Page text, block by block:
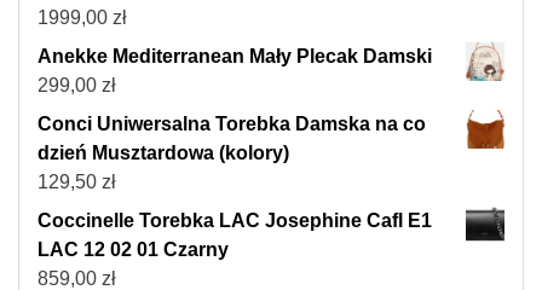
1999,00 zł
Anekke Mediterranean Mały Plecak Damski
299,00 zł
Conci Uniwersalna Torebka Damska na co
dzień Musztardowa (kolory)
129,50 zł
Coccinelle Torebka LAC Josephine Cafl E1
LAC 12 02 01 Czarny
859,00 zł